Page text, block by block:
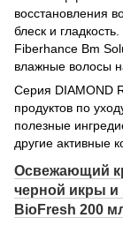
восстановления
блеск и
Fiberhance Bm
влажные волосы
Серия DIAMOND
продуктов по
полезные
другие активные
Освежающий
черной икры и
BioFresh 200